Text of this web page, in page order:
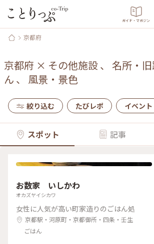
ガイド・マガジン
京都府
京都府 × その他施設、 名所・
ん 、 風景・景色
絞り込む たびレポ イベント
スポット 記事
お数家 いしかわ
オカズヤイシカワ
女性に人気が高い町家造りのごはん処
京都駅・河原町・京都御所・四条・壬生
ごはん